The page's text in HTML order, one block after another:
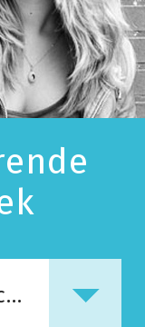
Competentiegericht Werken